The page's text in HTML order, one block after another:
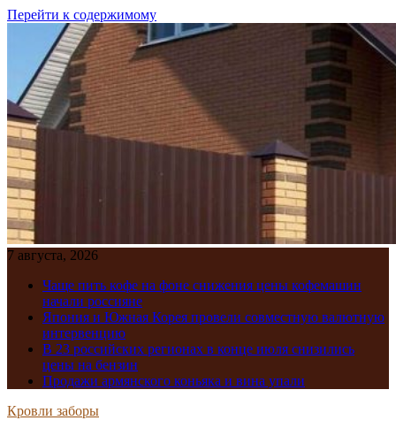
Перейти к содержимому
7 августа, 2026
Чаще пить кофе на фоне снижения цены кофемашин
начали россияне
Япония и Южная Корея провели совместную валютную
интервенцию
В 23 российских регионах в конце июля снизились
цены на бензин
Продажи армянского коньяка и вина упали
Кровли заборы